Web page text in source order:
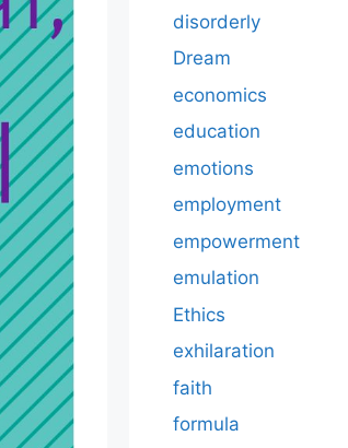
disorderly
Dream
economics
education
emotions
employment
empowerment
emulation
Ethics
exhilaration
faith
formula